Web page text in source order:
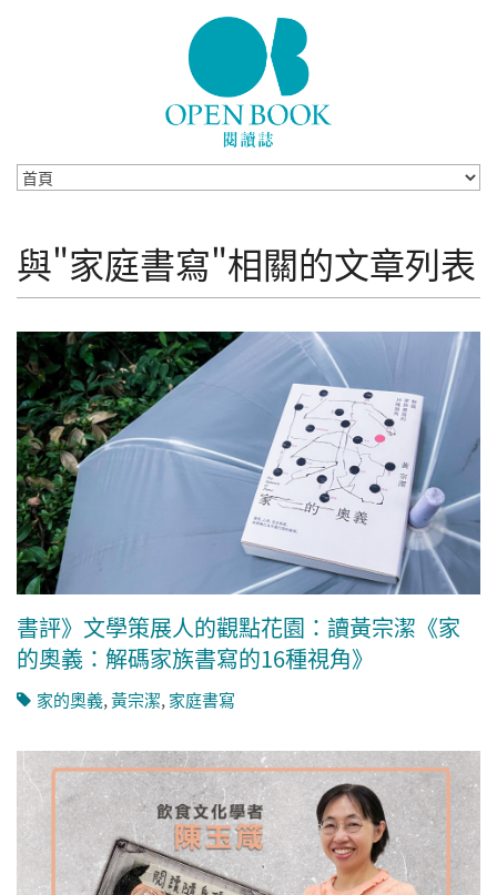
與"家庭書寫"相關的文章列表
書評》文學策展人的觀點花園：讀黃宗潔《家
的奧義：解碼家族書寫的16種視角》
家的奧義,黃宗潔,家庭書寫